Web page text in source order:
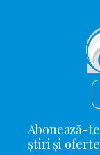
Abonează-
știri și